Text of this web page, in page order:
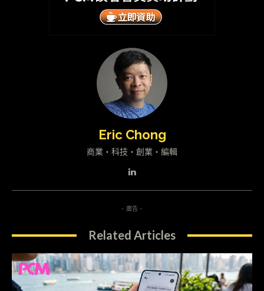
Eric Chong
商業・科技・創業・編輯
- 廣告 -
Related Articles